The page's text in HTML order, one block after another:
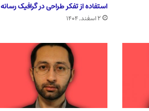
استفاده از تفکر طراحی در گرافیک رسانه
۲ اسفند, ۱۴۰۴